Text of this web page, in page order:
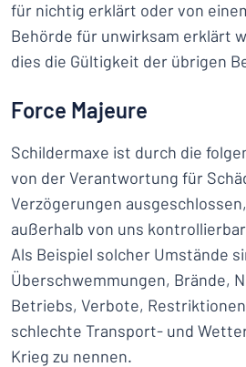
für nichtig erklärt oder von
Behörde für unwirksam erklärt
dies die Gültigkeit der übrigen
Force Majeure
Schildermaxe ist durch die
von der Verantwortung für
Verzögerungen
außerhalb von uns
Als Beispiel solcher Umstände
Überschwemmungen, Brände,
Betriebs, Verbote,
schlechte Transport- und
Krieg zu nennen.